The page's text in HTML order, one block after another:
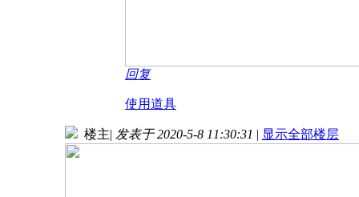
回复
使用道具
楼主| 发表于 2020-5-8 11:30:31 | 显示全部楼层